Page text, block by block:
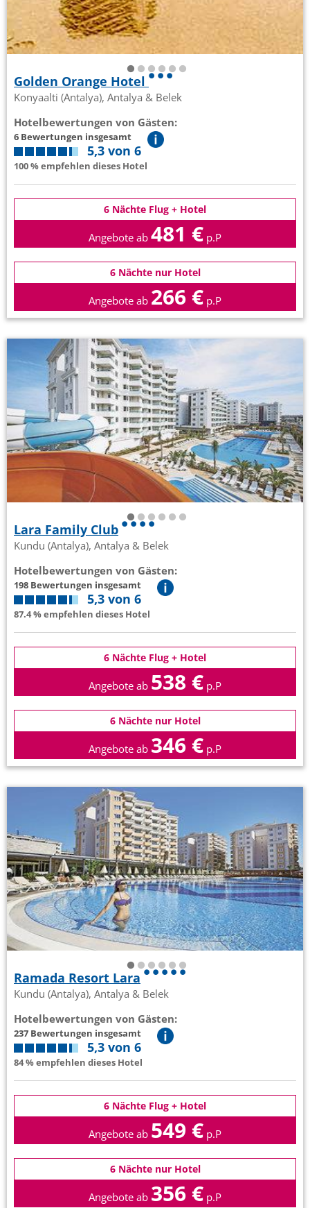
Golden Orange Hotel
Konyaalti (Antalya), Antalya & Belek
Hotelbewertungen von Gästen:
6 Bewertungen insgesamt
5,3 von 6
100 % empfehlen dieses Hotel
6 Nächte Flug + Hotel
Angebote ab 481 € p.P
6 Nächte nur Hotel
Angebote ab 266 € p.P
Lara Family Club
Kundu (Antalya), Antalya & Belek
Hotelbewertungen von Gästen:
198 Bewertungen insgesamt
5,3 von 6
87.4 % empfehlen dieses Hotel
6 Nächte Flug + Hotel
Angebote ab 538 € p.P
6 Nächte nur Hotel
Angebote ab 346 € p.P
Ramada Resort Lara
Kundu (Antalya), Antalya & Belek
Hotelbewertungen von Gästen:
237 Bewertungen insgesamt
5,3 von 6
84 % empfehlen dieses Hotel
6 Nächte Flug + Hotel
Angebote ab 549 € p.P
6 Nächte nur Hotel
Angebote ab 356 € p.P